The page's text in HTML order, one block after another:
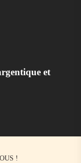
et
!